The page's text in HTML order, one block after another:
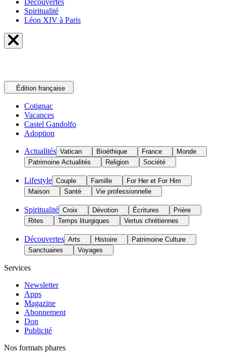
Découvertes
Spiritualité
Léon XIV à Paris
Édition française
Cotignac
Vacances
Castel Gandolfo
Adoption
Actualités Vatican Bioéthique France
Monde
Patrimoine Actualités
Religion Société
Lifestyle Couple Famille
For Her et For Him
Maison
Santé Vie professionnelle
Spiritualité Croix Dévotion Écritures
Prière
Rites
Temps liturgiques Vertus chrétiennes
Découvertes Arts Histoire
Patrimoine Culture
Sanctuaires
Voyages
Services
Newsletter
Apps
Magazine
Abonnement
Don
Publicité
Nos formats phares